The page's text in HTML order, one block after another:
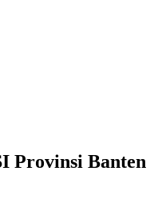
Provinsi Banten